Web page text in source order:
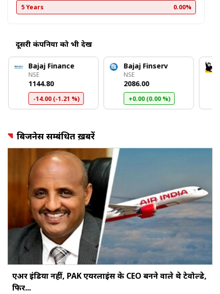
5 Years 0.00%
दूसरी कंपनियों को भी देखें
Bajaj Finance
NSE
₹1144.80
-14.00 (-1.21 %)
Bajaj Finserv
NSE
₹2086.00
+0.00 (0.00 %)
बिजनेस सम्बंधित ख़बरें
एअर इंडिया नहीं, PAK एयरलाइंस के CEO बनने वाले थे टेवोल्डे,
फिर...